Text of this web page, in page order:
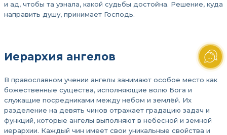
и ад, чтобы та узнала, какой судьбы достойна. Решение, куда
направить душу, принимает Господь.
Иерархия ангелов
В православном учении ангелы занимают особое место как
божественные существа, исполняющие волю Бога и
служащие посредниками между небом и землёй. Их
разделение на девять чинов отражает градацию задач и
функций, которые ангелы выполняют в небесной и земной
иерархии. Каждый чин имеет свои уникальные свойства и